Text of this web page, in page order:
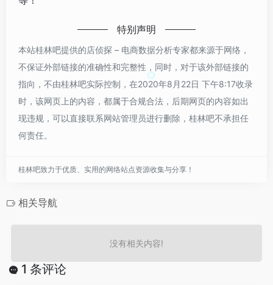
特别声明
本站桂林吧提供的店侦探 – 电商数据分析专家都来源于网络，
不保证外部链接的准确性和完整性，同时，对于该外部链接的
指向，不由桂林吧实际控制，在2020年8月22日 下午8:17收录
时，该网页上的内容，都属于合规合法，后期网页的内容如出
现违规，可以直接联系网站管理员进行删除，桂林吧不承担任
何责任。
桂林吧致力于优质、实用的网络站点资源收集与分享！
相关导航
没有相关内容!
1 条评论